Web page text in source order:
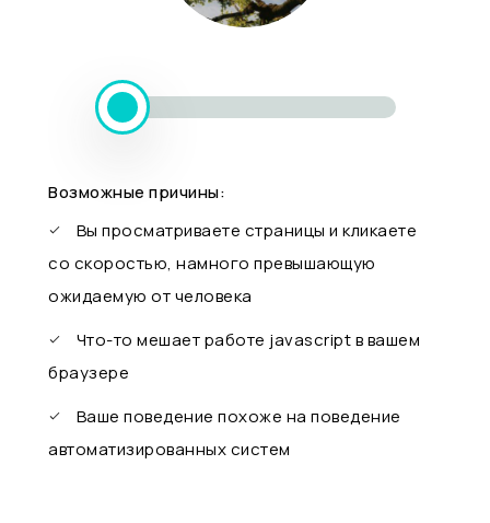
Возможные причины:
Вы просматриваете страницы и кликаете
со скоростью, намного превышающую
ожидаемую от человека
Что-то мешает работе javascript в вашем
браузере
Ваше поведение похоже на поведение
автоматизированных систем